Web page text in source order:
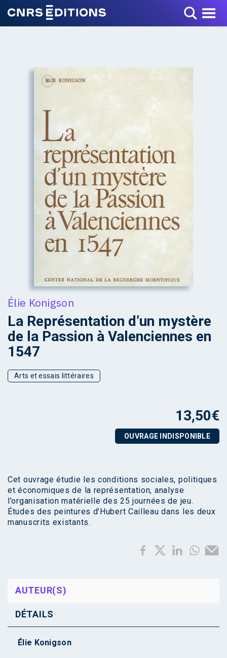
Toggle Menu
+
Élie Konigson
La Représentation d’un mystère
de la Passion à Valenciennes en
1547
Arts et essais littéraires
13,50€
OUVRAGE INDISPONIBLE
Cet ouvrage étudie les conditions sociales, politiques
et économiques de la représentation, analyse
l’organisation matérielle des 25 journées de jeu.
Études des peintures d’Hubert Cailleau dans les deux
manuscrits existants.
AUTEUR(S)
DÉTAILS
Élie Konigson